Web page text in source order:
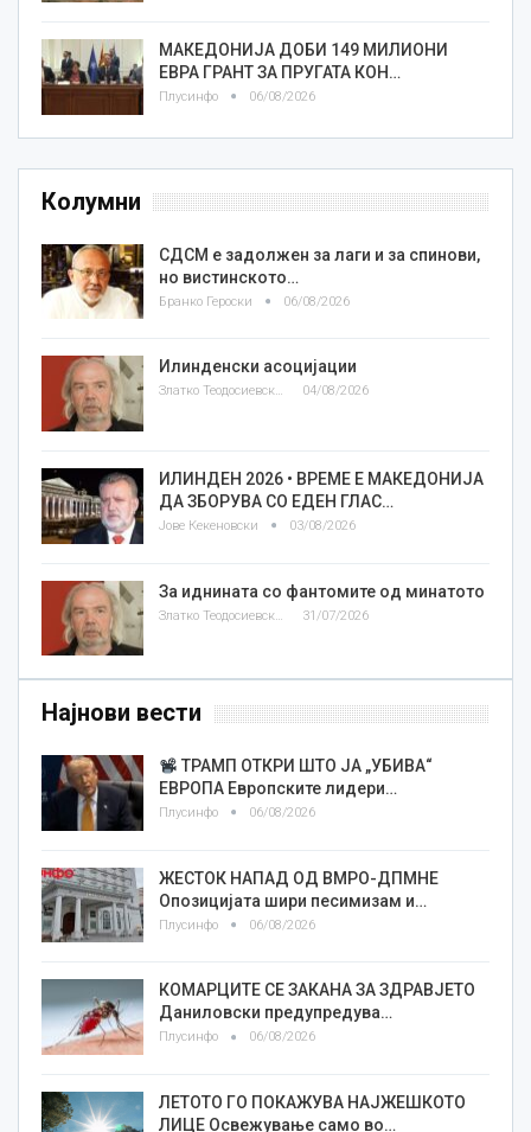
МАКЕДОНИЈА ДОБИ 149 МИЛИОНИ
ЕВРА ГРАНТ ЗА ПРУГАТА КОН…
Плусинфо 06/08/2026
Колумни
СДСМ е задолжен за лаги и за спинови,
но вистинското…
Бранко Героски 06/08/2026
Илинденски асоцијации
Златко Теодосиевски 04/08/2026
ИЛИНДЕН 2026 • ВРЕМЕ Е МАКЕДОНИЈА
ДА ЗБОРУВА СО ЕДЕН ГЛАС…
Јове Кекеновски 03/08/2026
За иднината со фантомите од минатото
31/07/2026
Најнови вести
ТРАМП ОТКРИ ШТО ЈА „УБИВА“
ЕВРОПА Европските лидери…
Плусинфо 06/08/2026
ЖЕСТОК НАПАД ОД ВМРО-ДПМНЕ
Опозицијата шири песимизам и…
Плусинфо 06/08/2026
КОМАРЦИТЕ СЕ ЗАКАНА ЗА ЗДРАВЈЕТО
Даниловски предупредува…
Плусинфо 06/08/2026
ЛЕТОТО ГО ПОКАЖУВА НАЈЖЕШКОТО
ЛИЦE Освежување само во…